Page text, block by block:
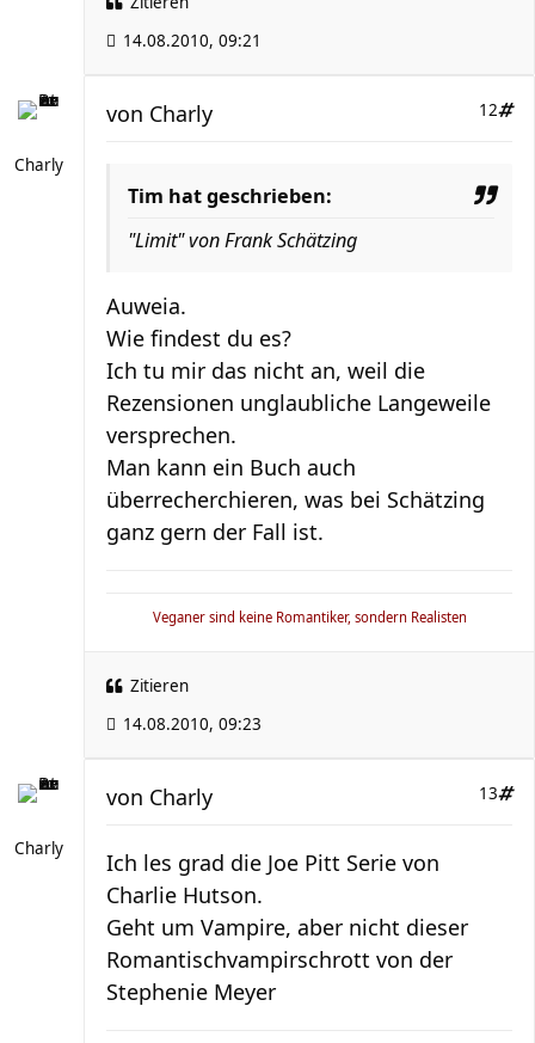
14.08.2010, 09:21
Charly
12
von Charly
Tim hat geschrieben:
"Limit" von Frank Schätzing
Auweia.
Wie findest du es?
Ich tu mir das nicht an, weil die
Rezensionen unglaubliche Langeweile
versprechen.
Man kann ein Buch auch
überrecherchieren, was bei Schätzing
ganz gern der Fall ist.
Veganer sind keine Romantiker, sondern Realisten
Zitieren
14.08.2010, 09:23
Charly
13
von Charly
Ich les grad die Joe Pitt Serie von
Charlie Hutson.
Geht um Vampire, aber nicht dieser
Romantischvampirschrott von der
Stephenie Meyer